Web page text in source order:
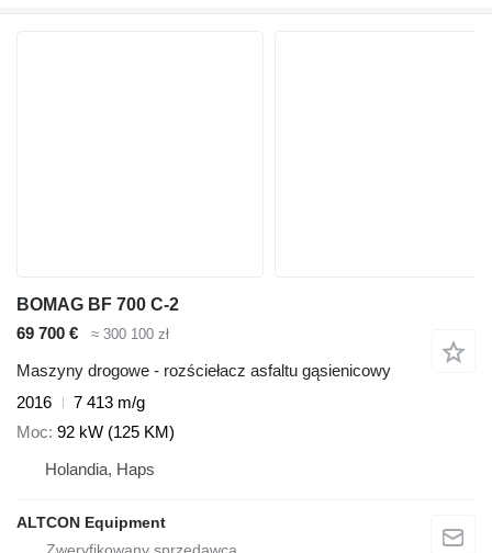
BOMAG BF 700 C-2
69 700 €
≈ 300 100 zł
Maszyny drogowe - rozściełacz asfaltu gąsienicowy
2016
7 413 m/g
Moc 92 kW (125 KM)
Holandia, Haps
ALTCON Equipment